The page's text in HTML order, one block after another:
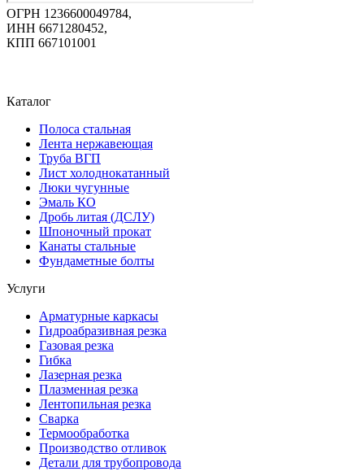
ОГРН 1236600049784,
ИНН 6671280452,
КПП 667101001
Каталог
Полоса стальная
Лента нержавеющая
Труба ВГП
Лист холоднокатанный
Люки чугунные
Эмаль КО
Дробь литая (ДСЛУ)
Шпоночный прокат
Канаты стальные
Фундаметные болты
Услуги
Арматурные каркасы
Гидроабразивная резка
Газовая резка
Гибка
Лазерная резка
Плазменная резка
Лентопильная резка
Сварка
Термообработка
Производство отливок
Детали для трубопровода